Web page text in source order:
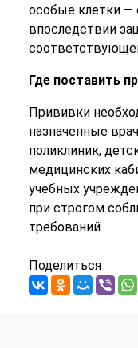
особые клетки —
впоследствии
Где поставить
Прививки
назначенные
поликлиник,
медицинских
учебных
при строгом
требований.
Поделиться